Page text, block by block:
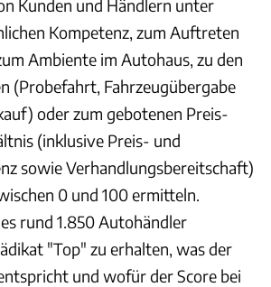
Kunden und Händlern unter
Kompetenz, zum Auftreten
Ambiente im Autohaus, zu den
(Probefahrt, Fahrzeugübergabe
oder zum gebotenen Preis-
(inklusive Preis- und
sowie Verhandlungsbereitschaft)
0 und 100 ermitteln.
rund 1.850 Autohändler
"Top" zu erhalten, was der
und wofür der Score bei